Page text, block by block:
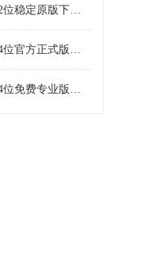
电脑公司ghost win10 32位稳定原版下载v2023.04
番茄花园ghost win10 64位官方正式版下载v2023.04
风林火山ghost win10 64位免费专业版下载v2023.04